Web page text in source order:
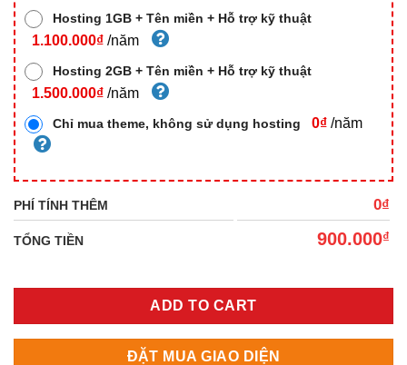
Hosting 1GB + Tên miền + Hỗ trợ kỹ thuật
1.100.000₫ /năm
Hosting 2GB + Tên miền + Hỗ trợ kỹ thuật
1.500.000₫ /năm
Chỉ mua theme, không sử dụng hosting 0₫ /năm
PHÍ TÍNH THÊM 0₫
TỔNG TIỀN 900.000₫
ADD TO CART
ĐẶT MUA GIAO DIỆN